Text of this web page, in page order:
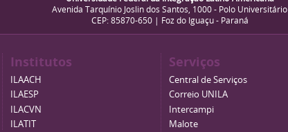
Avenida Tarquínio Joslin dos Santos, 1000 - Polo Universitário
CEP: 85870-650 | Foz do Iguaçu - Paraná
Institutos
ILAACH
ILAESP
ILACVN
ILATIT
Serviços
Central de Serviços
Correio UNILA
Intercampi
Malote